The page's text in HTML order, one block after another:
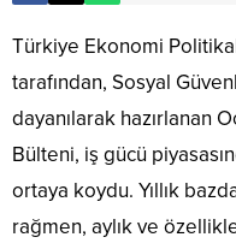
Türkiye Ekonomi
tarafından, Sosyal
dayanılarak hazırlanan
Bülteni, iş gücü
ortaya koydu. Yıllık
rağmen, aylık ve